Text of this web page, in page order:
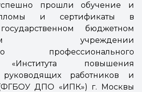
прошли обучение и
и сертификаты в
бюджетном
учреждении
профессионального
«Института повышения
работников и
(ФГБОУ ДПО «ИПК») г. Москвы